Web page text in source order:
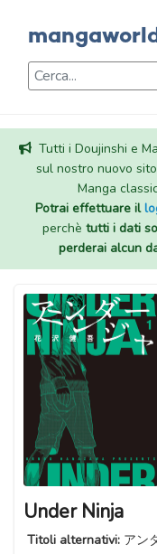
Tutti i Doujinshi e
sul nostro nuovo
Manga
Potrai effettuare il
perchè tutti i dati
perderai alcun
Under Ninja
Titoli alternativi: アン